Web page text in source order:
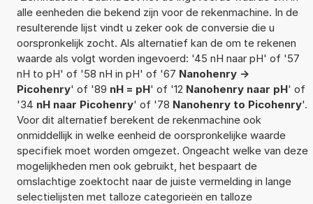
alle eenheden die bekend zijn voor de rekenmachine. In de
resulterende lijst vindt u zeker ook de conversie die u
oorspronkelijk zocht. Als alternatief kan de om te rekenen
waarde als volgt worden ingevoerd: '45 nH naar pH' of '57
nH to pH' of '58 nH in pH' of '67 Nanohenry ->
Picohenry' of '89 nH = pH' of '12 Nanohenry naar pH' of
'34 nH naar Picohenry' of '78 Nanohenry to Picohenry'.
Voor dit alternatief berekent de rekenmachine ook
onmiddellijk in welke eenheid de oorspronkelijke waarde
specifiek moet worden omgezet. Ongeacht welke van deze
mogelijkheden men ook gebruikt, het bespaart de
omslachtige zoektocht naar de juiste vermelding in lange
selectielijsten met talloze categorieën en talloze